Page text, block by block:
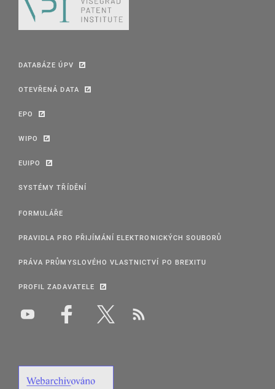
DATABÁZE ÚPV
OTEVŘENÁ DATA
EPO
WIPO
EUIPO
SYSTÉMY TŘÍDĚNÍ
FORMULÁŘE
PRAVIDLA PRO PŘIJÍMÁNÍ ELEKTRONICKÝCH SOUBORŮ
PRÁVA PRŮMYSLOVÉHO VLASTNICTVÍ PO BREXITU
PROFIL ZADAVATELE